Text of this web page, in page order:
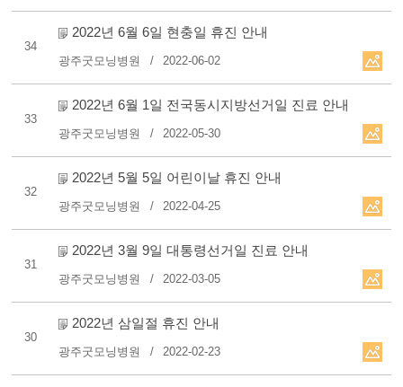
34
2022년 6월 6일 현충일 휴진 안내
광주굿모닝병원 2022-06-02
33
2022년 6월 1일 전국동시지방선거일 진료 안내
광주굿모닝병원 2022-05-30
32
2022년 5월 5일 어린이날 휴진 안내
광주굿모닝병원 2022-04-25
31
2022년 3월 9일 대통령선거일 진료 안내
광주굿모닝병원 2022-03-05
30
2022년 삼일절 휴진 안내
광주굿모닝병원 2022-02-23